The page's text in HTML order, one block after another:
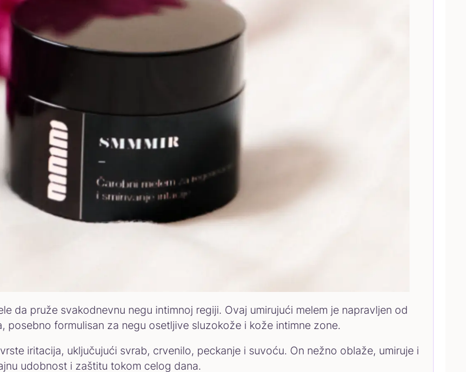
da pruže svakodnevnu negu intimnoj regiji. Ovaj umirujući melem je napravljen od
formulisan za negu osetljive sluzokože i kože intimne zone.
iritacija, uključujući svrab, crvenilo, peckanje i suvoću. On nežno oblaže, umiruje i
udobnost i zaštitu tokom celog dana.